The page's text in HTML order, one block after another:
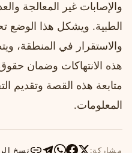
والإصابات غير المعالجة
الطبية. ويشكل هذا الوضع
والاستقرار في المنطقة،
هذه الانتهاكات وضمان
متابعة هذه القصة وتقديم
المعلومات.
مشاركة: نسخ